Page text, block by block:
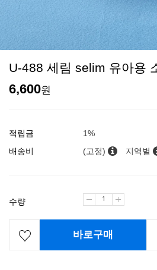
U-488 세림 selim 유아용
6,600원
적립금
1%
배송비
(고정) 지역별
수량
바로구매